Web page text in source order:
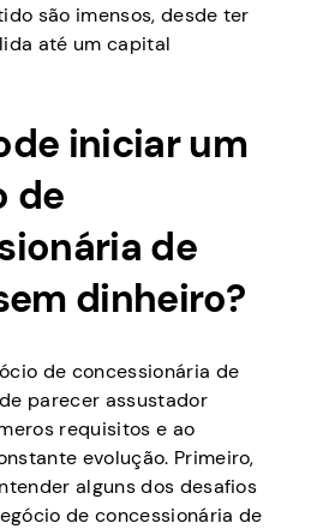
são imensos, desde ter
até um capital
iniciar um
de
de
dinheiro?
de concessionária de
parecer assustador
requisitos e ao
evolução. Primeiro,
alguns dos desafios
de concessionária de